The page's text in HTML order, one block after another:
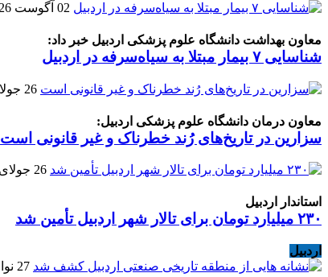
02 آگوست 2026
معاون بهداشت دانشگاه علوم پزشکی اردبیل خبر داد:
شناسایی ۷ بیمار مبتلا به سیاه‌سرفه در اردبیل
26 جولای 2026
معاون درمان دانشگاه علوم پزشکی اردبیل:
سزارین در تاریخ‌های رُند خطرناک و غیر قانونی است
26 جولای 2026
استاندار اردبیل
۲۳۰ میلیارد تومان برای تالار شهر اردبیل تأمین شد
اردبیل
27 نوامبر 2019